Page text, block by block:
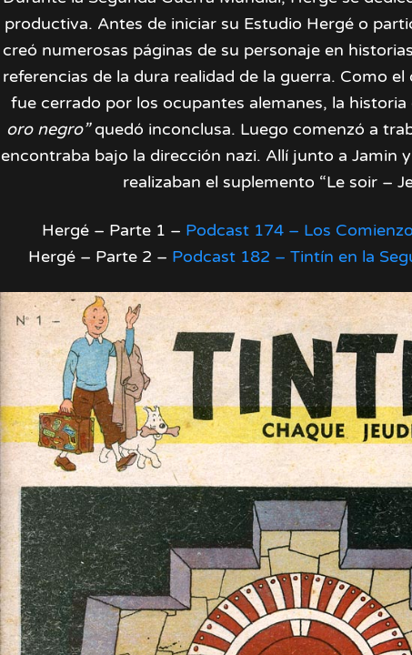
productiva. Antes de iniciar su Estudio Hergé o
creó numerosas páginas de su personaje en
referencias de la dura realidad de la guerra. Como el
fue cerrado por los ocupantes alemanes, la historia
oro negro”quedó inconclusa. Luego comenzó a
encontraba bajo la dirección nazi. Allí junto a Jamin
realizaban el suplemento “Le soir –
Hergé – Parte 1 – Podcast 174 – Los
Hergé – Parte 2 – Podcast 182 – Tintín en la